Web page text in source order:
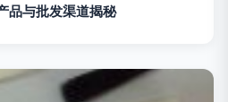
品与批发渠道揭秘